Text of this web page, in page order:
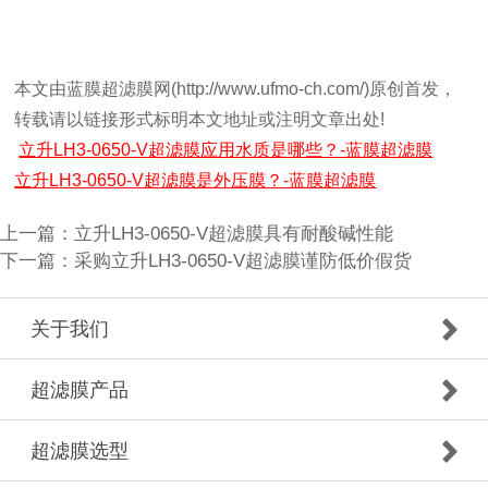
本文由蓝膜超滤膜网(http://www.ufmo-ch.com/)原创首发，
转载请以链接形式标明本文地址或注明文章出处!
立升LH3-0650-V超滤膜应用水质是哪些？-蓝膜超滤膜
立升LH3-0650-V超滤膜是外压膜？-蓝膜超滤膜
上一篇： 立升LH3-0650-V超滤膜具有耐酸碱性能
下一篇： 采购立升LH3-0650-V超滤膜谨防低价假货
关于我们
超滤膜产品
超滤膜选型